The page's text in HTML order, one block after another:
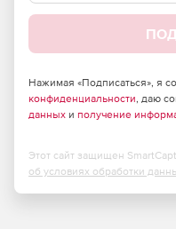
создание образов
Нажимая «Подписаться», я
конфиденциальности, даю
данных и получение
Этот сайт защищен
об условиях обработки